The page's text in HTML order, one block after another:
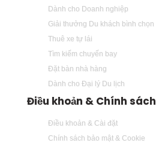
Dành cho Doanh nghiệp
Giải thưởng Du khách bình chọn
Thuê xe tự lái
Tìm kiếm chuyến bay
Đặt bàn nhà hàng
Dành cho Đại lý Du lịch
Điều khoản & Chính sách
Điều khoản & Cài đặt
Chính sách bảo mật & Cookie